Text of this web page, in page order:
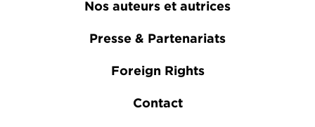
Nos auteurs et autrices
Presse & Partenariats
Foreign Rights
Contact